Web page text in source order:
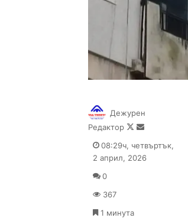
Дежурен
Редактор
Follow
X
Send
email
08:29ч, четвъртък,
2 април, 2026
0
367
1 минута